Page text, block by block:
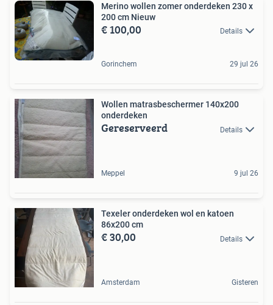
Merino wollen zomer onderdeken 230 x
200 cm Nieuw
€ 100,00 Details
Gorinchem 29 jul 26
Wollen matrasbeschermer 140x200
onderdeken
Gereserveerd Details
Meppel 9 jul 26
Texeler onderdeken wol en katoen
86x200 cm
€ 30,00 Details
Amsterdam Gisteren